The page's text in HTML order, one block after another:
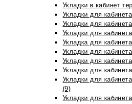
Укладки в кабинет
Укладки для
Укладки для
Укладки для
Укладка для
Укладки для
Укладки для
Укладки для
Укладки для
(9)
Укладки для